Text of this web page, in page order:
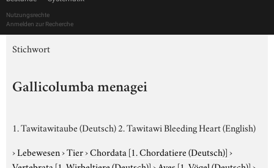
Nutzungsrechte
Anmelden zur Recherche
Stichwort
Gallicolumba menagei
1. Tawitawitaube (Deutsch) 2. Tawitawi Bleeding Heart (English)
›Lebewesen›Tier›Chordata [1. Chordatiere (Deutsch)]›